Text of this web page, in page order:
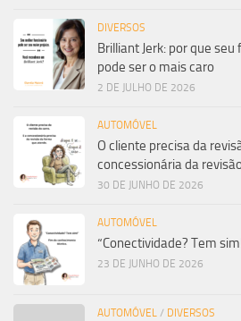
DIVERSOS
Brilliant Jerk: por que
pode ser o mais caro
2 DE JULHO DE 2026
AUTOMÓVEL
O cliente precisa da
concessionária da
30 DE JUNHO DE 2026
AUTOMÓVEL
“Conectividade? Tem
23 DE JUNHO DE 2026
AUTOMÓVEL / DIVERSOS